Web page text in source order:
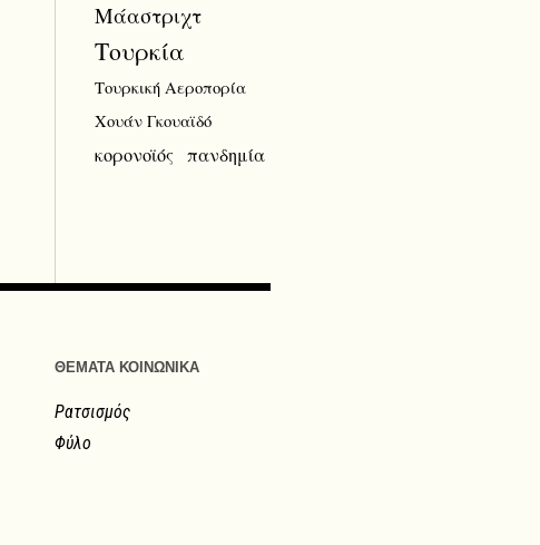
Μάαστριχτ
Τουρκία
Τουρκική Αεροπορία
Χουάν Γκουαϊδό
κορονοϊός πανδημία
ΘΕΜΑΤΑ ΚΟΙΝΩΝΙΚΑ
Ρατσισμός
Φύλο